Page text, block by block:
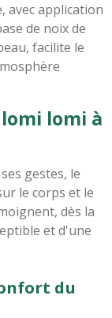
avec application
de noix de
facilite le
lomi à
gestes, le
le corps et le
dès la
et d'une
du